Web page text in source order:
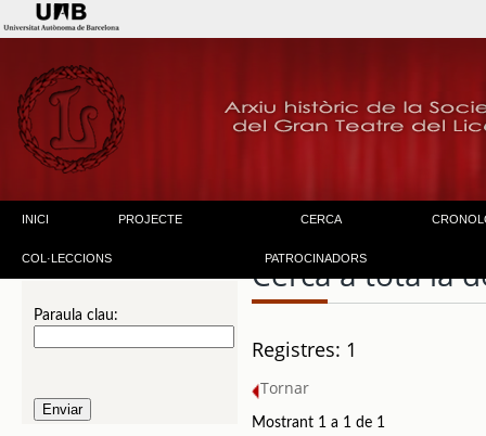
INICI PROJECTE CERCA
COL·LECCIONS PATROCINADORS
Paraula clau:
Cerca a tota la
Registres: 1
Tornar
Mostrant 1 a 1 de 1